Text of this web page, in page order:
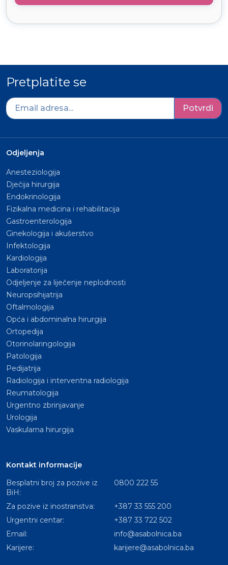
Pretplatite se
Potvrdi
Odjeljenja
Anesteziologija
Dječija hirurgija
Endokrinologija
Fizikalna medicina i rehabilitacija
Gastroenterologija
Ginekologija i akušerstvo
Infektologija
Kardiologija
Laboratorija
Odjeljenje za liječenje neplodnosti
Neuropsihijatrija
Oftalmologija
Opća i abdominalna hirurgija
Ortopedija
Otorinolaringologija
Patologija
Pedijatrija
Radiologija i interventna radiologija
Reumatologija
Urgentno zbrinjavanje
Urologija
Vaskularna hirurgija
Kontakt informacije
Besplatni broj za pozive iz
BiH:
0800 222 55
Za pozive iz inostranstva:
+387 33 555 200
Urgentni centar:
+387 33 722 502
Email:
info@asabolnica.ba
Karijere:
karijere@asabolnica.ba